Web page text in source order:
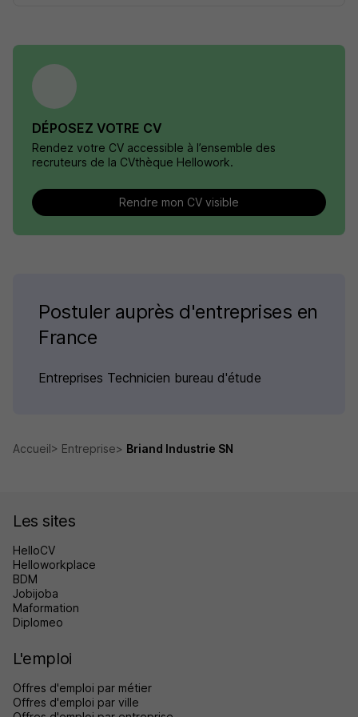
DÉPOSEZ VOTRE CV
Rendez votre CV accessible à l’ensemble des
recruteurs de la CVthèque Hellowork.
Rendre mon CV visible
Postuler auprès d'entreprises en
France
Entreprises Technicien bureau d'étude
Accueil Entreprise Briand Industrie SN
Les sites
HelloCV
Helloworkplace
BDM
Jobijoba
Maformation
Diplomeo
L'emploi
Offres d'emploi par métier
Offres d'emploi par ville